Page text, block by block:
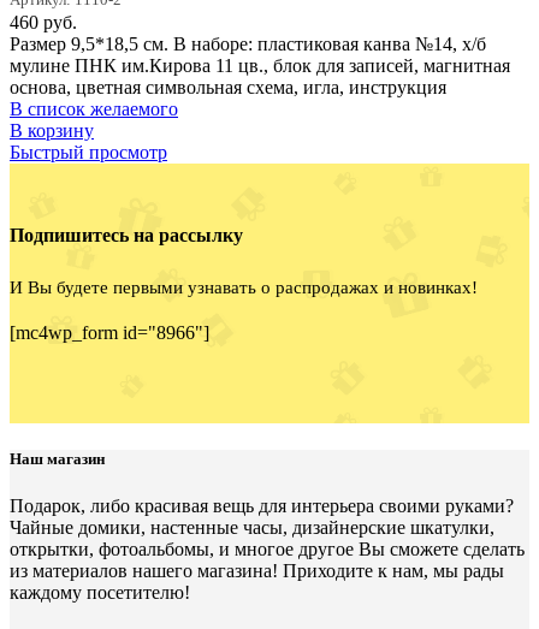
460 руб.
Размер 9,5*18,5 см. В наборе: пластиковая канва №14, х/б
мулине ПНК им.Кирова 11 цв., блок для записей, магнитная
основа, цветная символьная схема, игла, инструкция
В список желаемого
В корзину
Быстрый просмотр
Подпишитесь на рассылку
И Вы будете первыми узнавать о распродажах и новинках!
[mc4wp_form id="8966"]
Наш магазин
Подарок, либо красивая вещь для интерьера своими руками?
Чайные домики, настенные часы, дизайнерские шкатулки,
открытки, фотоальбомы, и многое другое Вы сможете сделать
из материалов нашего магазина! Приходите к нам, мы рады
каждому посетителю!